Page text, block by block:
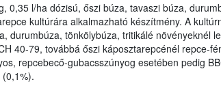
0,35 l/ha dózisú, őszi búza, tavaszi búza,
kultúrára alkalmazható készítmény. A
durumbúza, tönkölybúza, tritikálé növényeknél
40-79, továbbá őszi káposztarepcénél repce-
repcebecő-gubacsszúnyog esetében pedig